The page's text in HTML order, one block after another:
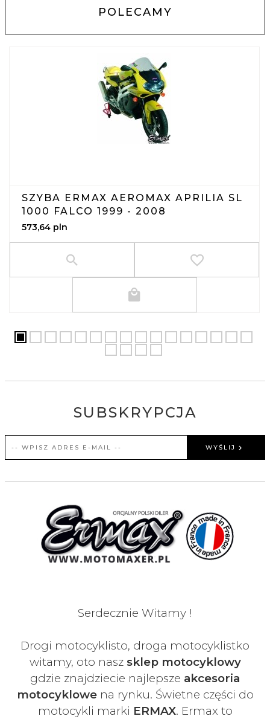
POLECAMY
SZYBA ERMAX AEROMAX APRILIA SL
1000 FALCO 1999 - 2008
573,64 pln
SUBSKRYPCJA
WYŚLIJ
Serdecznie Witamy !
Drogi motocyklisto, droga motocyklistko
witamy, oto nasz sklep motocyklowy
gdzie znajdziecie najlepsze akcesoria
motocyklowena rynku. Świetne części do
motocykli marki ERMAX. Ermax to